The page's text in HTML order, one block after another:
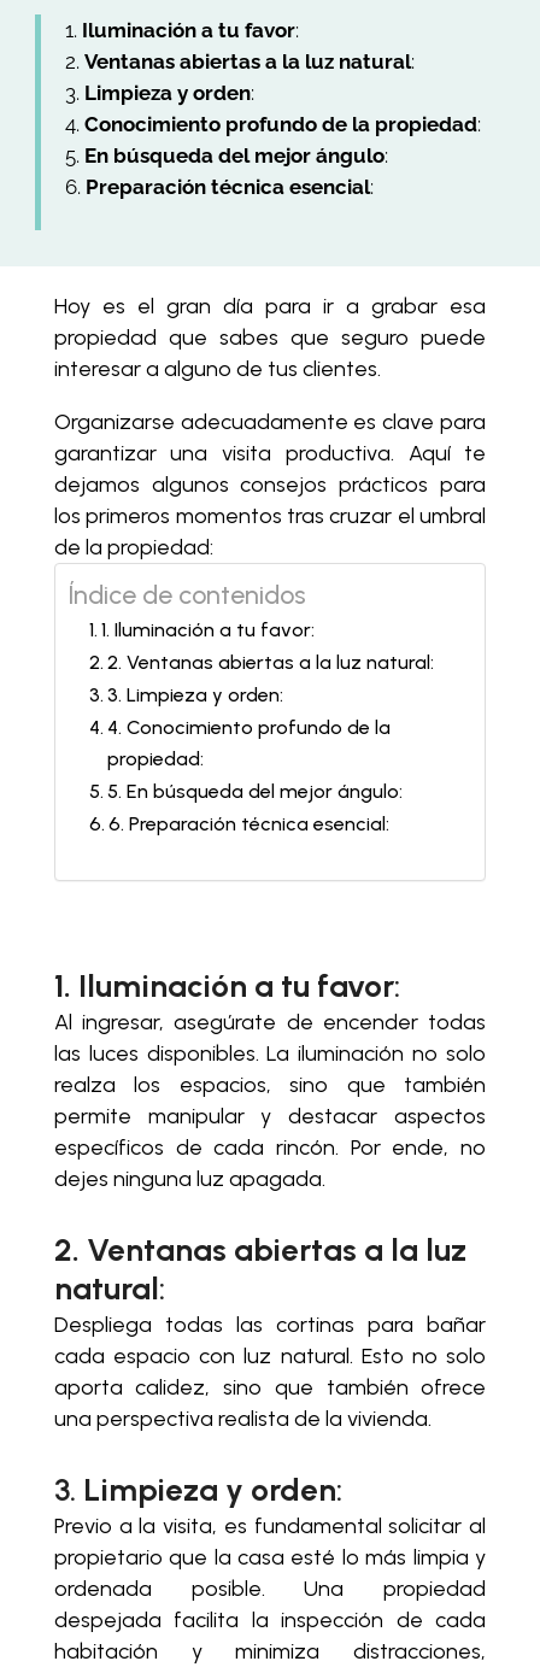
Iluminación a tu favor:
Ventanas abiertas a la luz natural:
Limpieza y orden:
Conocimiento profundo de la propiedad:
En búsqueda del mejor ángulo:
Preparación técnica esencial:
Hoy es el gran día para ir a grabar esa
propiedad que sabes que seguro puede
interesar a alguno de tus clientes.
Organizarse adecuadamente es clave para
garantizar una visita productiva. Aquí te
dejamos algunos consejos prácticos para
los primeros momentos tras cruzar el umbral
de la propiedad:
Índice de contenidos
1. Iluminación a tu favor:
2. Ventanas abiertas a la luz natural:
3. Limpieza y orden:
4. Conocimiento profundo de la
propiedad:
5. En búsqueda del mejor ángulo:
6. Preparación técnica esencial:
1. Iluminación a tu favor:
Al ingresar, asegúrate de encender todas
las luces disponibles. La iluminación no solo
realza los espacios, sino que también
permite manipular y destacar aspectos
específicos de cada rincón. Por ende, no
dejes ninguna luz apagada.
2. Ventanas abiertas a la luz
natural:
Despliega todas las cortinas para bañar
cada espacio con luz natural. Esto no solo
aporta calidez, sino que también ofrece
una perspectiva realista de la vivienda.
3. Limpieza y orden:
Previo a la visita, es fundamental solicitar al
propietario que la casa esté lo más limpia y
ordenada posible. Una propiedad
despejada facilita la inspección de cada
habitación y minimiza distracciones,